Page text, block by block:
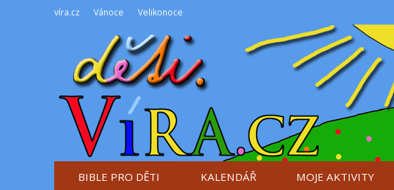
víra.cz Vánoce Velikonoce
BIBLE PRO DĚTI KALENDÁŘ MOJE AKTIVITY